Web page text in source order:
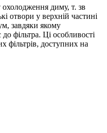
диму, т. зв
отвори у верхній частині
завдяки якому
фільтра. Ці особливості
фільтрів, доступних на